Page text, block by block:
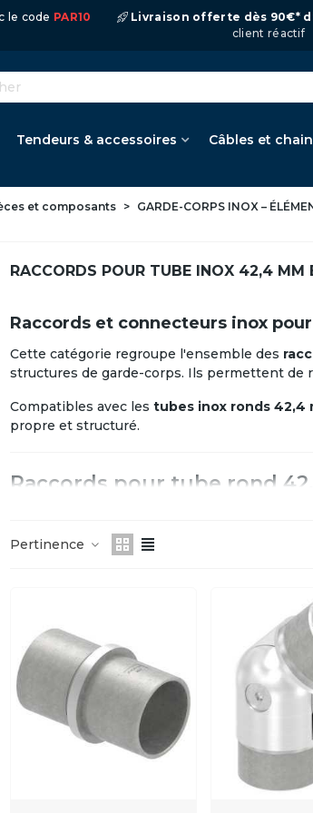
le code PAR10 Livraison offerte dès 90€*
client réactif
Tendeurs & accessoires Câbles et
et composants > GARDE-CORPS INOX –
RACCORDS POUR TUBE INOX 42,4 MM
Raccords et connecteurs inox
Cette catégorie regroupe l'ensemble des
structures de garde-corps. Ils permettent de
Compatibles avec les tubes inox ronds 42,4
propre et structuré.
Raccords pour tube rond
Raccords articulés inox
Raccords rentrés (emboîtement interne)
Raccords 3D à 90° inox
Ces raccords permettent la réalisation de
complexes.
Raccords pour tube carré
Manchons de liaison mâle-mâle 40x40
Coudes angulaires 90° pour carré creux
Pertinence